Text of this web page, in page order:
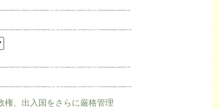
権、出入国をさらに厳格管理